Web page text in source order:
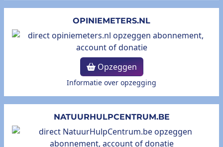
OPINIEMETERS.NL
Opzeggen
Informatie over opzegging
NATUURHULPCENTRUM.BE